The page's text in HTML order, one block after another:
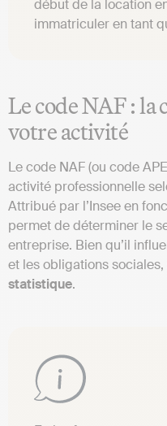
début de la location
immatriculer en tant
Le code NAF : la
votre activité
Le code NAF (ou code
activité professionnelle
Attribué par l’Insee en
permet de déterminer le
entreprise. Bien qu’il
et les obligations
statistique.